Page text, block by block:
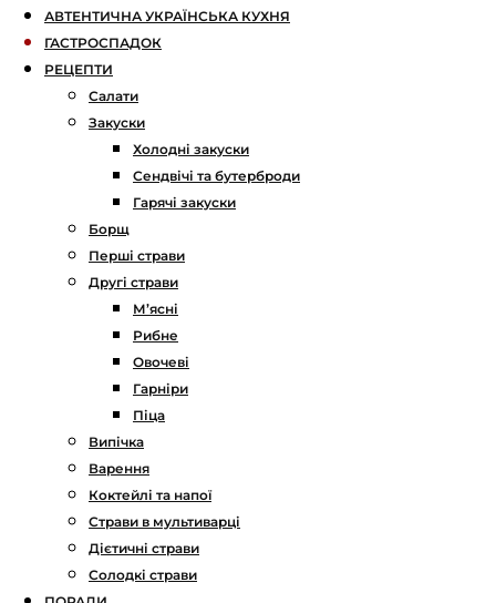
АВТЕНТИЧНА УКРАЇНСЬКА КУХНЯ
ГАСТРОСПАДОК
РЕЦЕПТИ
Салати
Закуски
Холодні закуски
Сендвічі та бутерброди
Гарячі закуски
Борщ
Перші страви
Другі страви
М’ясні
Рибне
Овочеві
Гарніри
Піца
Випічка
Варення
Коктейлі та напої
Страви в мультиварці
Дієтичні страви
Солодкі страви